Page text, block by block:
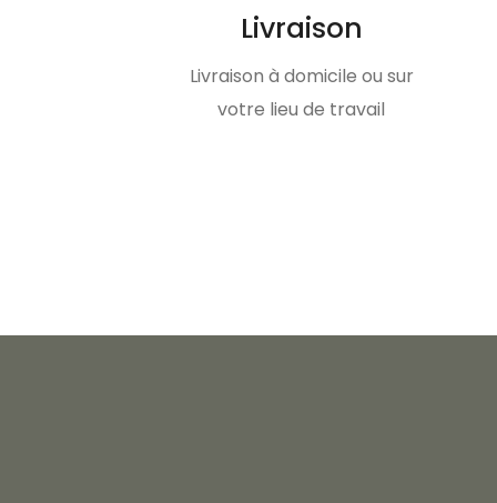
Livraison
Livraison à domicile ou sur
votre lieu de travail